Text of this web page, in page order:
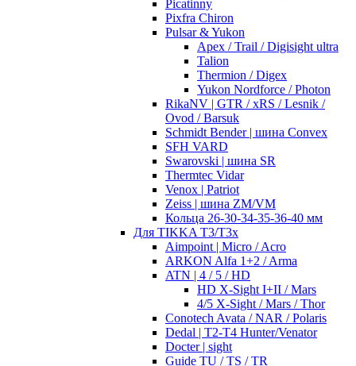
Picatinny
Pixfra Chiron
Pulsar & Yukon
Apex / Trail / Digisight ultra
Talion
Thermion / Digex
Yukon Nordforce / Photon
RikaNV | GTR / xRS / Lesnik /
Ovod / Barsuk
Schmidt Bender | шина Convex
SFH VARD
Swarovski | шина SR
Thermtec Vidar
Venox | Patriot
Zeiss | шина ZM/VM
Кольца 26-30-34-35-36-40 мм
Для TIKKA T3/T3x
Aimpoint | Micro / Acro
ARKON Alfa 1+2 / Arma
ATN | 4 / 5 / HD
HD X-Sight I+II / Mars
4/5 X-Sight / Mars / Thor
Conotech Avata / NAR / Polaris
Dedal | T2-T4 Hunter/Venator
Docter | sight
Guide TU / TS / TR